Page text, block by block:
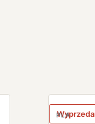
PLA